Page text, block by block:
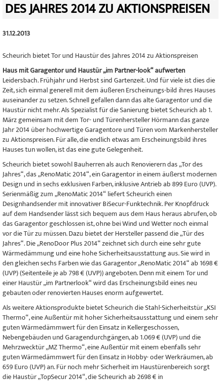
DES JAHRES 2014 ZU AKTIONSPREISEN
31.12.2013
Scheurich bietet Tor und Haustür des Jahres 2014 zu Aktionspreisen
Haus mit Garagentor und Haustür „im Partner-look“ aufwerten
Leidersbach. Frühjahr und Herbst sind Gartenzeit. Und für viele ist dies die
Zeit, sich einmal generell mit dem äußeren Erscheinungs-bild ihres Hauses
auseinander zu setzen. Schnell gefallen dann das alte Garagentor und die
Haustür nicht mehr. Als Spezialist für die Sanierung bietet Scheurich ab 1.
März gemeinsam mit dem Tor- und Türenhersteller Hörmann das ganze
Jahr 2014 über hochwertige Garagentore und Türen vom Markenhersteller
zu Aktionspreisen. Für alle, die endlich etwas am Erscheinungsbild ihres
Hauses tun wollen, ist das eine gute Gelegenheit.
Scheurich bietet sowohl Bauherren als auch Renovierern das „Tor des
Jahres“, das „RenoMatic 2014“, ein Garagentor in einem äußerst modernen
Design und in sechs exklusiven Farben, inklusive Antrieb ab 899 Euro (UVP).
Serienmäßig zum „RenoMatic 2014“ liefert Scheurich einen
Designhandsender mit innovativer BiSecur-Funktechnik. Per Knopfdruck
auf dem Handsender lässt sich bequem aus dem Haus heraus abrufen, ob
das Garagentor geschlossen ist, ohne bei Wind und Wetter noch einmal
vor die Tür zu müssen. Dazu bietet der Hersteller passend die „Tür des
Jahres“. Die „RenoDoor Plus 2014“ zeichnet sich durch eine sehr gute
Wärmedämmung und eine hohe Sicherheitsausstattung aus. Sie wird in
den gleichen sechs Farben wie das Garagentor „RenoMatic 2014“ ab 1698 €
(UVP) (Seitenteile je ab 798 € (UVP)) angeboten. Denn mit einem Tor und
einer Haustür „im Partnerlook“ wird das Erscheinungsbild eines neu
gebauten oder renovierten Hauses enorm aufgewertet.
Als weitere Aktionsprodukte bietet Scheurich die Stahl-Sicherheitstür „KSI
Thermo“, eine Außentür mit hoher Sicherheitsausstattung und einem sehr
guten Wärmedämmwert für den Einsatz in Kellergeschossen,
Nebengebäuden und Garagendurchgängen, ab 1.069 € (UVP) und die
Mehrzwecktür „MZ Thermo“, eine Außentür mit einem ebenfalls sehr
guten Wärmedämmwert für den Einsatz in Hobby- oder Werkräumen, ab
659 Euro (UVP) an. Für noch mehr Sicherheit im Haustürenbereich sorgt
die Haustür „TopSecur 2014“, die Scheurich ab 2698 € in